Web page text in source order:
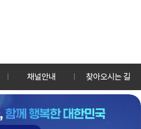
채널안내 찾아오시는 길
청사로 13 한국정책방송원 KTV
204-8000
송 All Rights Reserved.